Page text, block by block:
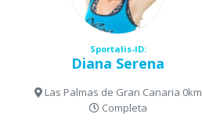
Sportalis-ID:
Diana Serena
Las Palmas de Gran Canaria 0km
Completa